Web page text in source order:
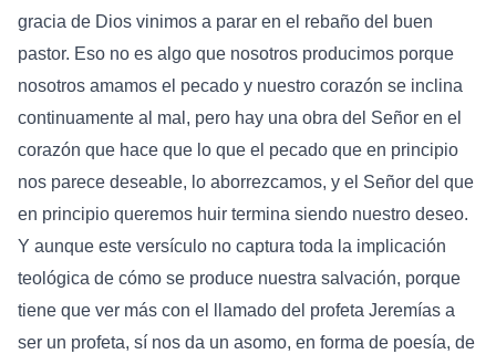
gracia de Dios vinimos a parar en el rebaño del buen
pastor. Eso no es algo que nosotros producimos porque
nosotros amamos el pecado y nuestro corazón se inclina
continuamente al mal, pero hay una obra del Señor en el
corazón que hace que lo que el pecado que en principio
nos parece deseable, lo aborrezcamos, y el Señor del que
en principio queremos huir termina siendo nuestro deseo.
Y aunque este versículo no captura toda la implicación
teológica de cómo se produce nuestra salvación, porque
tiene que ver más con el llamado del profeta Jeremías a
ser un profeta, sí nos da un asomo, en forma de poesía, de